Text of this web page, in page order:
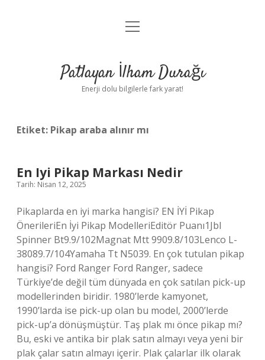
Anasayfa
Yasal Uyarı
menüyü
Patlayan İlham Durağı
Enerji dolu bilgilerle fark yarat!
Etiket: Pikap araba alınır mı
En Iyi Pikap Markası Nedir
Tarih: Nisan 12, 2025
Pikaplarda en iyi marka hangisi? EN İYİ Pikap
ÖnerileriEn İyi Pikap ModelleriEditör Puanı1Jbl
Spinner Bt9.9/102Magnat Mtt 9909.8/103Lenco L-
38089.7/104Yamaha Tt N5039. En çok tutulan pikap
hangisi? Ford Ranger Ford Ranger, sadece
Türkiye’de değil tüm dünyada en çok satılan pick-up
modellerinden biridir. 1980’lerde kamyonet,
1990’larda ise pick-up olan bu model, 2000’lerde
pick-up’a dönüşmüştür. Taş plak mı önce pikap mı?
Bu, eski ve antika bir plak satın almayı veya yeni bir
plak çalar satın almayı içerir. Plak çalarlar ilk olarak